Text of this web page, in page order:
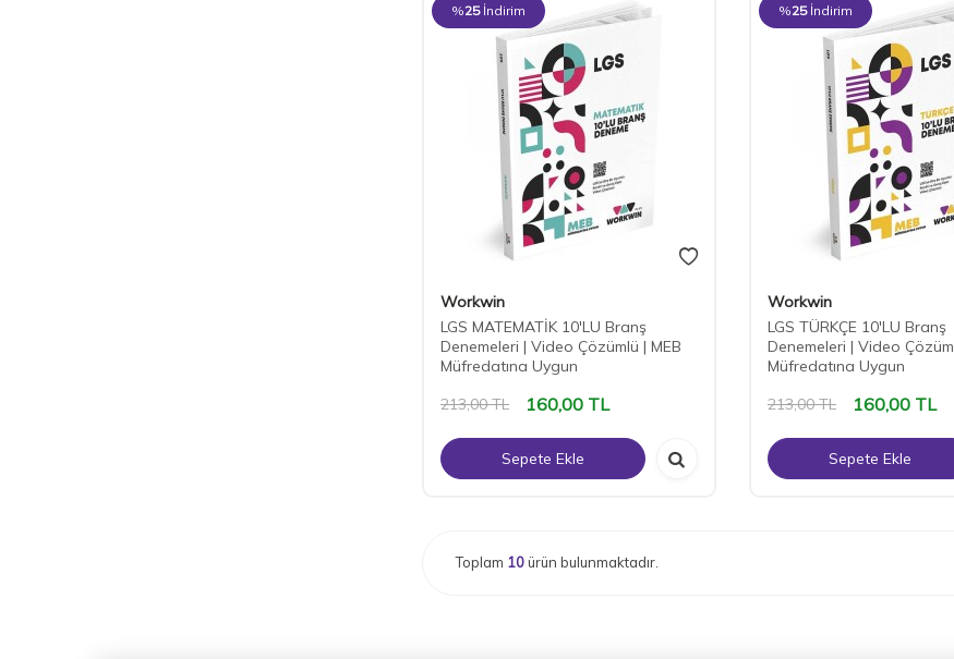
%25 İndirim
Workwin
LGS MATEMATİK 10'LU Branş
Denemeleri | Video Çözümlü | MEB
Müfredatına Uygun
213,00TL 160,00 TL
Sepete Ekle
%25 İndirim
Workwin
LGS TÜRKÇE 10'LU Branş
Denemeleri | Video
Müfredatına Uygun
213,00TL 160,00TL
Sepete Ekle
Toplam 10ürün bulunmaktadır.